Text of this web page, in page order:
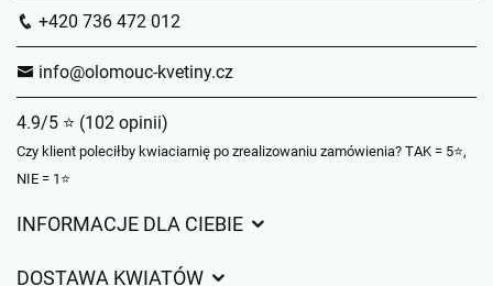
+420 736 472 012
info@olomouc-kvetiny.cz
4.9/5 ⭐ (102 opinii)
Czy klient poleciłby kwiaciarnię po zrealizowaniu zamówienia? TAK = 5⭐,
NIE = 1⭐
INFORMACJE DLA CIEBIE
DOSTAWA KWIATÓW